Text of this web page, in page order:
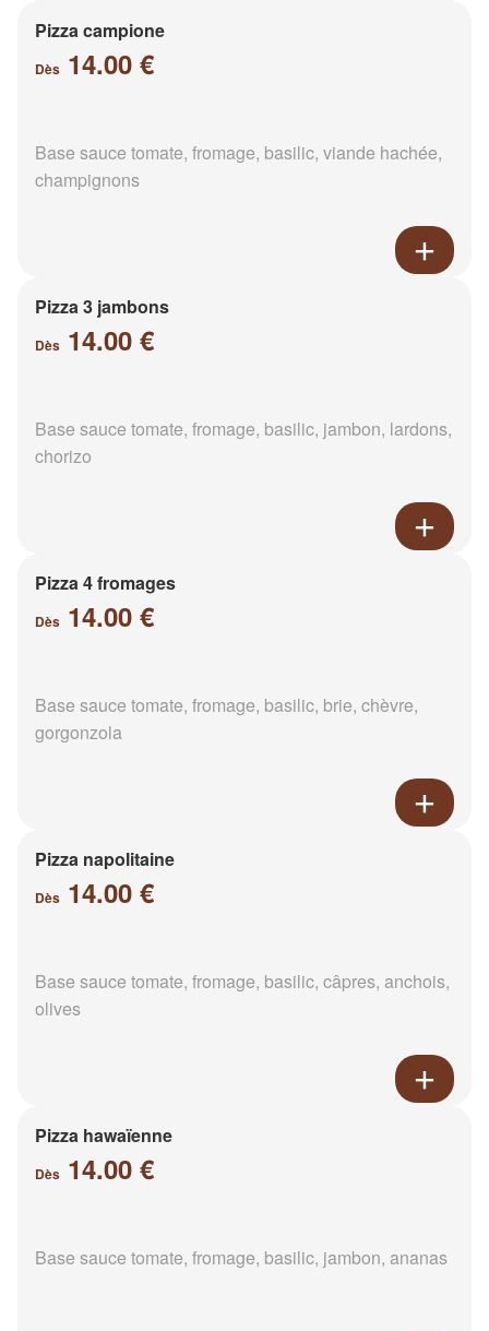
Pizza campione
Dès 14.00 €
Base sauce tomate, fromage, basilic, viande hachée,
champignons
Pizza 3 jambons
Dès 14.00 €
Base sauce tomate, fromage, basilic, jambon, lardons,
chorizo
Pizza 4 fromages
Dès 14.00 €
Base sauce tomate, fromage, basilic, brie, chèvre,
gorgonzola
Pizza napolitaine
Dès 14.00 €
Base sauce tomate, fromage, basilic, câpres, anchois,
olives
Pizza hawaïenne
Dès 14.00 €
Base sauce tomate, fromage, basilic, jambon, ananas